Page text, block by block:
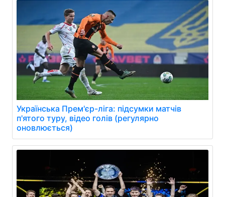
Українська Прем'єр-ліга: підсумки матчів
п'ятого туру, відео голів (регулярно
оновлюється)